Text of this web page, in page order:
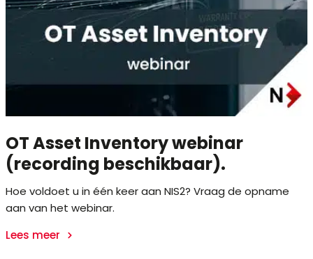
OT Asset Inventory webinar
(recording beschikbaar).
Hoe voldoet u in één keer aan NIS2? Vraag de opname
aan van het webinar.
Lees meer